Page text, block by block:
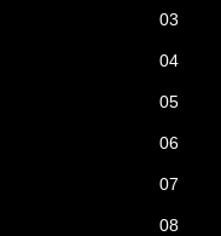
03
04
05
06
07
08